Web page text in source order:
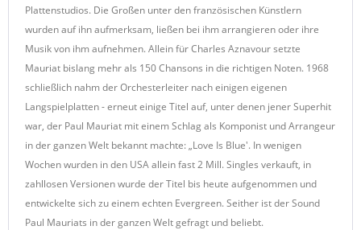
Plattenstudios. Die Großen unter den französischen Künstlern
wurden auf ihn aufmerksam, ließen bei ihm arrangieren oder ihre
Musik von ihm aufnehmen. Allein für Charles Aznavour setzte
Mauriat bislang mehr als 150 Chansons in die richtigen Noten. 1968
schließlich nahm der Orchesterleiter nach einigen eigenen
Langspielplatten - erneut einige Titel auf, unter denen jener Superhit
war, der Paul Mauriat mit einem Schlag als Komponist und Arrangeur
in der ganzen Welt bekannt machte: „Love Is Blue'. In wenigen
Wochen wurden in den USA allein fast 2 Mill. Singles verkauft, in
zahllosen Versionen wurde der Titel bis heute aufgenommen und
entwickelte sich zu einem echten Evergreen. Seither ist der Sound
Paul Mauriats in der ganzen Welt gefragt und beliebt.